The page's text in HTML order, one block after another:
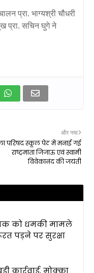
प्रा. भाग्यश्री चौधरी
प्रा. सचिन घुगे ने
और नया
परिषद स्कूल पेठ में मनाई गई
राष्ट्रमाता जिजाऊ एवं स्वामी
विवेकानंद की जयंती
को धमकी मामले
पड़ने पर सुरक्षा
कार्रवाई, मोक्का